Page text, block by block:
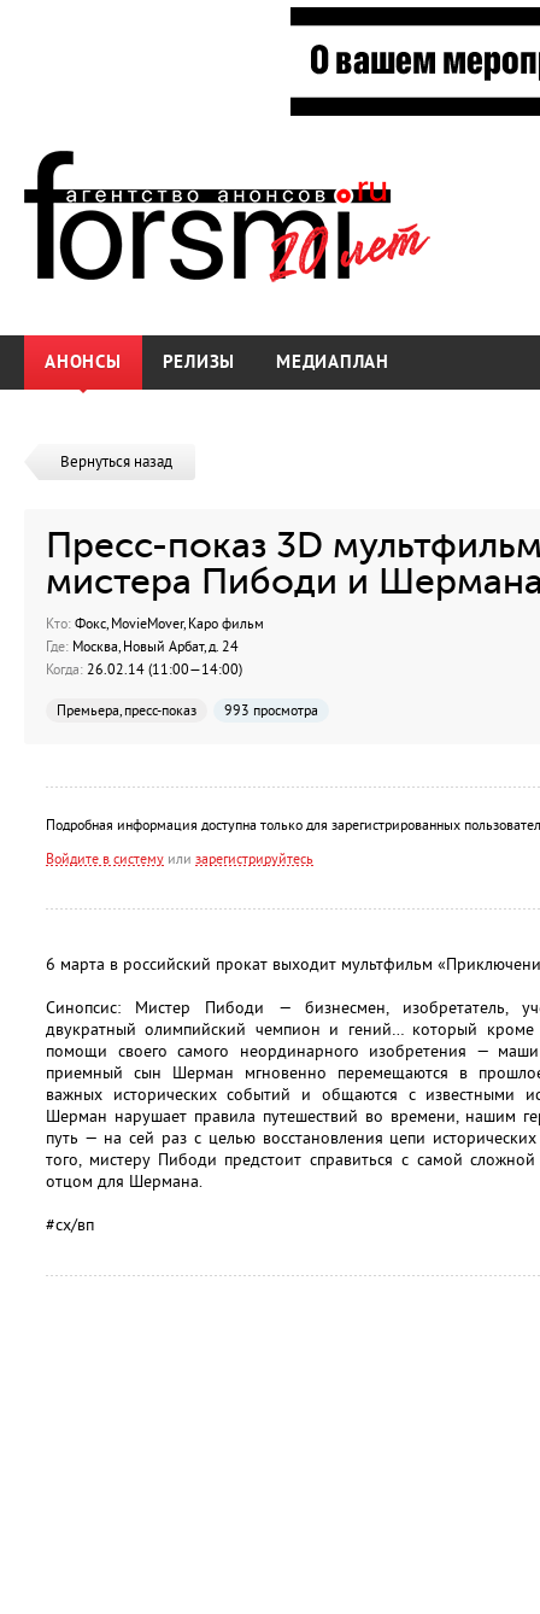
АНОНСЫ РЕЛИЗЫ МЕДИАПЛАН
Вернуться назад
Пресс-показ 3D
мистера Пибоди и
Кто: Фокс, MovieMover, Каро фильм
Где: Москва, Новый Арбат, д. 24
Когда: 26.02.14 (11:00—14:00)
Премьера, пресс-показ 993 просмотра
Подробная информация доступна только для зарегистрированных
Войдите в систему или зарегистрируйтесь
6 марта в российский прокат выходит мультфильм
Синопсис: Мистер Пибоди — бизнесмен, изобретатель,
двукратный олимпийский чемпион и гений… который кроме
помощи своего самого неординарного изобретения —
приемный сын Шерман мгновенно перемещаются в
важных исторических событий и общаются с известными
Шерман нарушает правила путешествий во времени, нашим
путь — на сей раз с целью восстановления цепи
того, мистеру Пибоди предстоит справиться с самой
отцом для Шермана.
#сх/вп